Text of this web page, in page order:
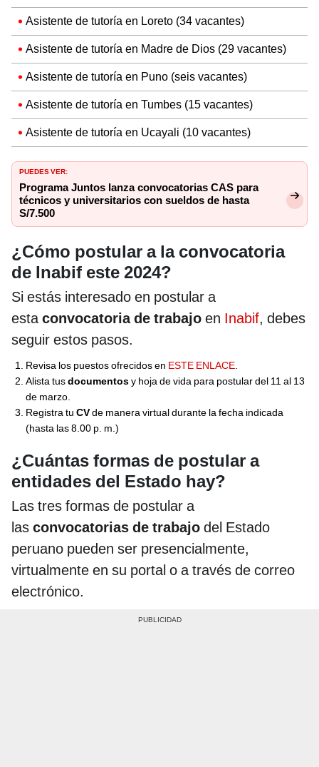
Asistente de tutoría en Loreto (34 vacantes)
Asistente de tutoría en Madre de Dios (29 vacantes)
Asistente de tutoría en Puno (seis vacantes)
Asistente de tutoría en Tumbes (15 vacantes)
Asistente de tutoría en Ucayali (10 vacantes)
PUEDES VER:
Programa Juntos lanza convocatorias CAS para
técnicos y universitarios con sueldos de hasta
S/7.500
¿Cómo postular a la convocatoria
de Inabif este 2024?
Si estás interesado en postular a
estaconvocatoria de trabajo en Inabif, debes
seguir estos pasos.
Revisa los puestos ofrecidos en ESTE ENLACE
Alista tusdocumentosy hoja de vida para postular del 11 al 13
de marzo.
Registra tu CVde manera virtual durante la fecha indicada
(hasta las 8.00 p. m.)
¿Cuántas formas de postular a
entidades del Estado hay?
Las tres formas de postular a
las convocatorias de trabajo del Estado
peruano pueden ser presencialmente,
virtualmente en su portal o a través de correo
electrónico.